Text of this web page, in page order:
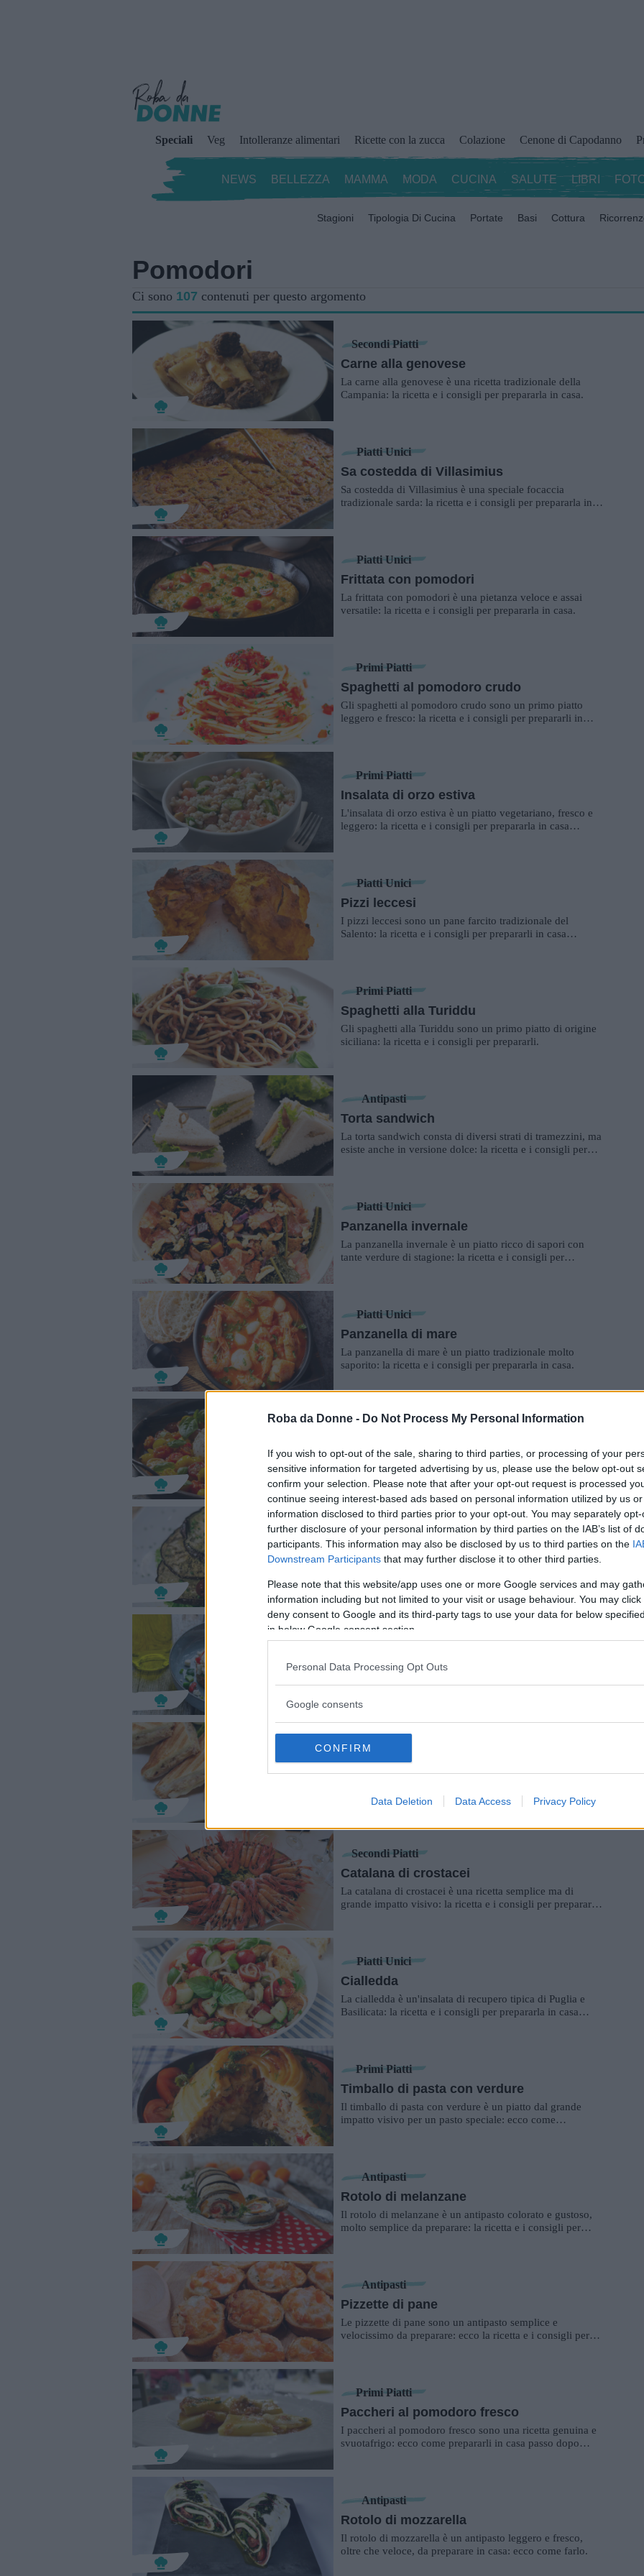
Roba da Donne - Do Not Process My Personal Information
If you wish to opt-out of the sale, sharing to third parties, or processing of your
sensitive information for targeted advertising by us, please use the below opt-out
confirm your selection. Please note that after your opt-out request is processed
continue seeing interest-based ads based on personal information utilized by us
information disclosed to third parties prior to your opt-out. You may separately
further disclosure of your personal information by third parties on the IAB’s list of
participants. This information may also be disclosed by us to third parties on the
Downstream Participants that may further disclose it to other third parties.
Please note that this website/app uses one or more Google services and may
information including but not limited to your visit or usage behaviour. You may
deny consent to Google and its third-party tags to use your data for below
in below Google consent section.
Personal Data Processing Opt Outs
Google consents
CONFIRM
Data Deletion Data Access Privacy Policy
Speciali Veg Intolleranze alimentari Ricette con la zucca Colazione Cenone di Capodanno
NEWS BELLEZZA MAMMA MODA CUCINA SALUTE LIBRI
Stagioni Tipologia Di Cucina Portate Basi Cottura
Pomodori
Ci sono 107 contenuti per questo argomento
Secondi Piatti
Carne alla genovese
La carne alla genovese è una ricetta tradizionale della
Campania: la ricetta e i consigli per prepararla in casa.
Piatti Unici
Sa costedda di Villasimius
Sa costedda di Villasimius è una speciale focaccia
tradizionale sarda: la ricetta e i consigli per prepararla in
Piatti Unici
Frittata con pomodori
La frittata con pomodori è una pietanza veloce e assai
versatile: la ricetta e i consigli per prepararla in casa.
Primi Piatti
Spaghetti al pomodoro crudo
Gli spaghetti al pomodoro crudo sono un primo piatto
leggero e fresco: la ricetta e i consigli per prepararli in
Primi Piatti
Insalata di orzo estiva
L'insalata di orzo estiva è un piatto vegetariano, fresco e
leggero: la ricetta e i consigli per prepararla in casa
Piatti Unici
Pizzi leccesi
I pizzi leccesi sono un pane farcito tradizionale del
Salento: la ricetta e i consigli per prepararli in casa
Primi Piatti
Spaghetti alla Turiddu
Gli spaghetti alla Turiddu sono un primo piatto di origine
siciliana: la ricetta e i consigli per prepararli.
Antipasti
Torta sandwich
La torta sandwich consta di diversi strati di tramezzini, ma
esiste anche in versione dolce: la ricetta e i consigli per
Piatti Unici
Panzanella invernale
La panzanella invernale è un piatto ricco di sapori con
tante verdure di stagione: la ricetta e i consigli per
Piatti Unici
Panzanella di mare
La panzanella di mare è un piatto tradizionale molto
saporito: la ricetta e i consigli per prepararla in casa.
Piatti Unici
La mozzarella ripiena è un piatto leggero e veloce da
consumare in estate: la ricetta e i consigli per prepararla a
casa.
Piatti Unici
Sciakisciuka
La sciakisciuka è un piatto a base di verdure e uova tipico
dell'isola di Pantelleria: ecco come prepararlo con ricetta e
consigli.
Piatti Unici
Il dakos è un piatto estivo molto fresco e gustoso, tipico
della cucina tradizionale greca: come prepararlo in casa
propria.
Piatti Unici
Tuna melt
gustoso: come prepararlo in casa con ricetta e consigli.
Secondi Piatti
Catalana di crostacei
La catalana di crostacei è una ricetta semplice ma di
grande impatto visivo: la ricetta e i consigli per prepararla
Piatti Unici
Cialledda
La cialledda è un'insalata di recupero tipica di Puglia e
Basilicata: la ricetta e i consigli per prepararla in casa
Primi Piatti
Timballo di pasta con verdure
Il timballo di pasta con verdure è un piatto dal grande
impatto visivo per un pasto speciale: ecco come
Antipasti
Rotolo di melanzane
Il rotolo di melanzane è un antipasto colorato e gustoso,
molto semplice da preparare: la ricetta e i consigli per
Antipasti
Pizzette di pane
Le pizzette di pane sono un antipasto semplice e
velocissimo da preparare: ecco la ricetta e i consigli per
Primi Piatti
Paccheri al pomodoro fresco
I paccheri al pomodoro fresco sono una ricetta genuina e
svuotafrigo: ecco come prepararli in casa passo dopo
Antipasti
Rotolo di mozzarella
Il rotolo di mozzarella è un antipasto leggero e fresco,
oltre che veloce, da preparare in casa: ecco come farlo.